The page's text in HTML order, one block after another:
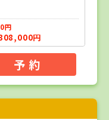
円
円
予 約